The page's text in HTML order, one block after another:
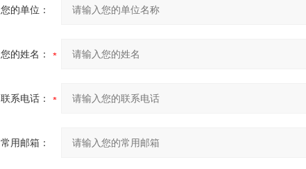
您的单位：
您的姓名：
联系电话：
常用邮箱：